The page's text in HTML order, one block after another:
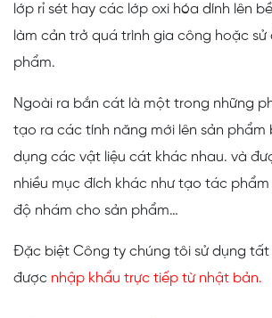
lớp rỉ sét hay các lớp oxi hóa dính lên
làm cản trở quá trình gia công hoặc sử
phẩm.
Ngoài ra bắn cát là một trong những
tạo ra các tính năng mới lên sản phẩm
dụng các vật liệu cát khác nhau. và
nhiều mục đích khác như tạo tác
độ nhám cho sản phẩm…
Đặc biệt Công ty chúng tôi sử dụng
được nhập khẩu trực tiếp từ nhật bản.